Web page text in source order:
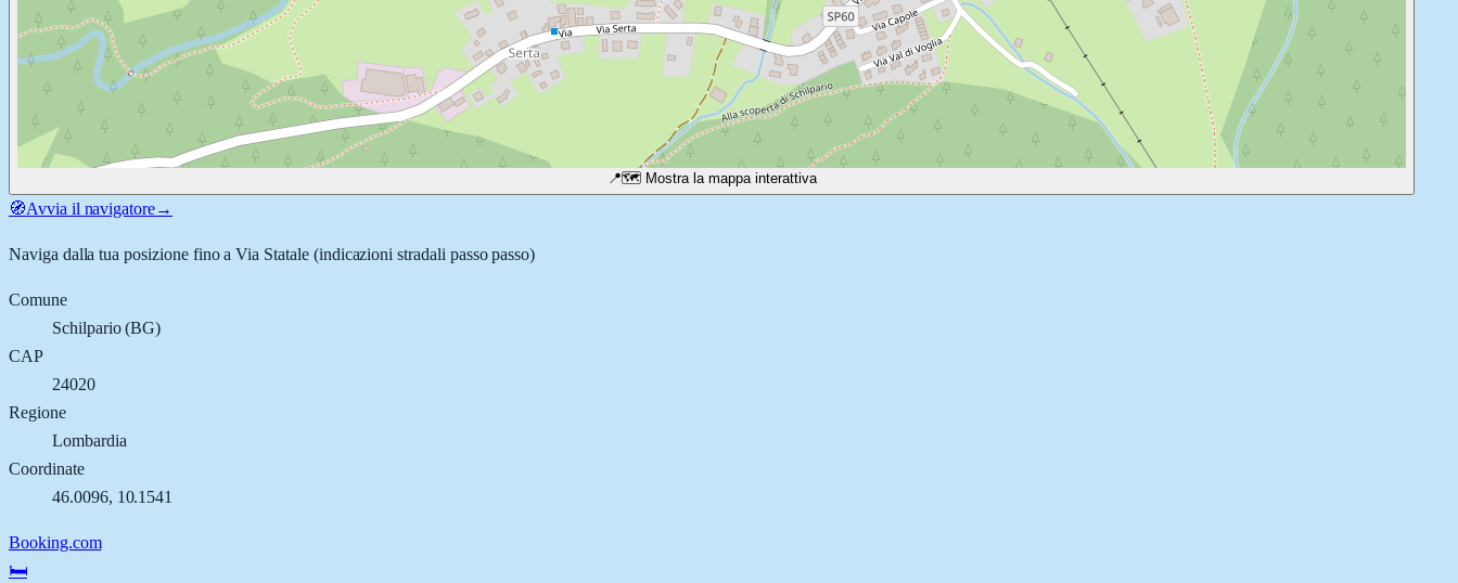
📍🗺️ Mostra la mappa interattiva
🧭Avvia il navigatore→
Naviga dalla tua posizione fino aVia Statale(indicazioni stradali passo passo)
Comune
Schilpario(BG)
CAP
24020
Regione
Lombardia
Coordinate
46.0096, 10.1541
Booking.com
🛏️